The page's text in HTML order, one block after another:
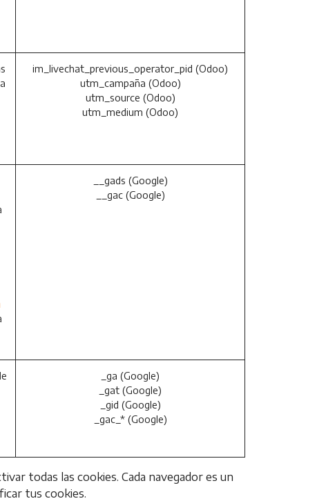
im_livechat_previous_operator_pid (Odoo)
utm_campaña (Odoo)
utm_source (Odoo)
utm_medium (Odoo)
__gads (Google)
__gac (Google)
_ga (Google)
_gat (Google)
_gid (Google)
_gac_* (Google)
todas las cookies. Cada navegador es un
tus cookies.